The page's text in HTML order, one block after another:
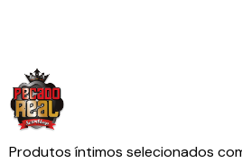
Produtos íntimos selecionados